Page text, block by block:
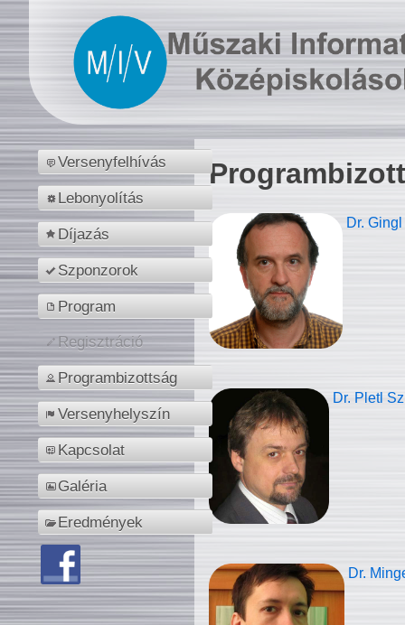
Versenyfelhívás
Lebonyolítás
Díjazás
Szponzorok
Program
Regisztráció
Programbizottság
Versenyhelyszín
Kapcsolat
Galéria
Eredmények
Dr.
Dr. Pletl
Dr.